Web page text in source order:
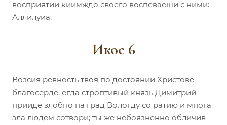
восприятии киимждо своего воспеваеши с ними:
Аллилуиа.
Икос 6
Возсия ревность твоя по достоянии Христове
благосерде, егда строптивый князь Димитрий
прииде злобно на град Вологду со ратию и многа
зла людем сотвори; ты же небоязненно обличив